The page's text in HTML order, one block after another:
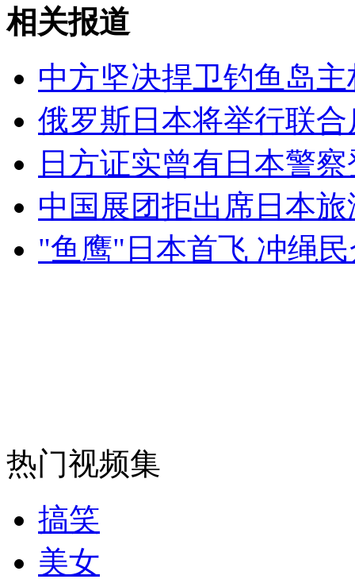
记者调查：吃味精鸡精有害吗？
山西运城恶犬咬伤多人 警民合力深夜将其击毙
女孩北京地铁殴打老人 痛下狠手拳打脚踢
无痛分娩是否安全 医生回应
消防员救轻生者
相关报道
中方坚决捍卫钓鱼岛主
俄罗斯日本将举行联
日方证实曾有日本警
中国展团拒出席日本旅
"鱼鹰"日本首飞 冲绳
热门视频集
搞笑
美女